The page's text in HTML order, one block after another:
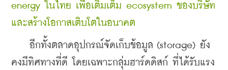
energy ในไทย เพื่อเติมเต็ม ecosystem ของบริษัท
และสร้างโอกาสเติบโตในอนาคต
อีกทั้งตลาดอุปกรณ์จัดเก็บข้อมูล (storage) ยัง
คงมีทิศทางที่ดี โดยเฉพาะกลุ่มฮาร์ดดิสก์ ที่ได้รับแรง